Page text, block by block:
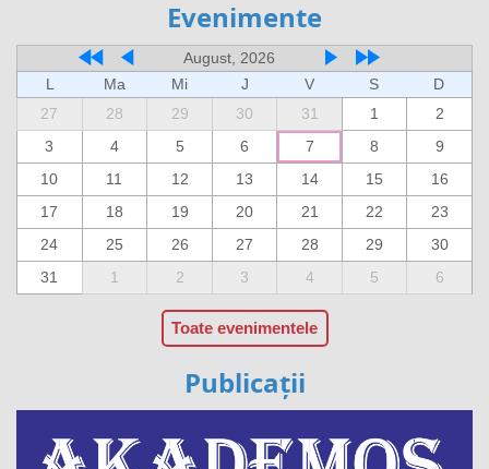
Evenimente
August, 2026
L
Ma Mi J V S
D
27
28 29 30 31 1
2
3
4 5 6 7 8
9
10
11 12 13 14 15
16
17
18 19 20 21 22
23
24
25 26 27 28 29
30
31
1 2 3 4 5 6
Toate evenimentele
Publicații